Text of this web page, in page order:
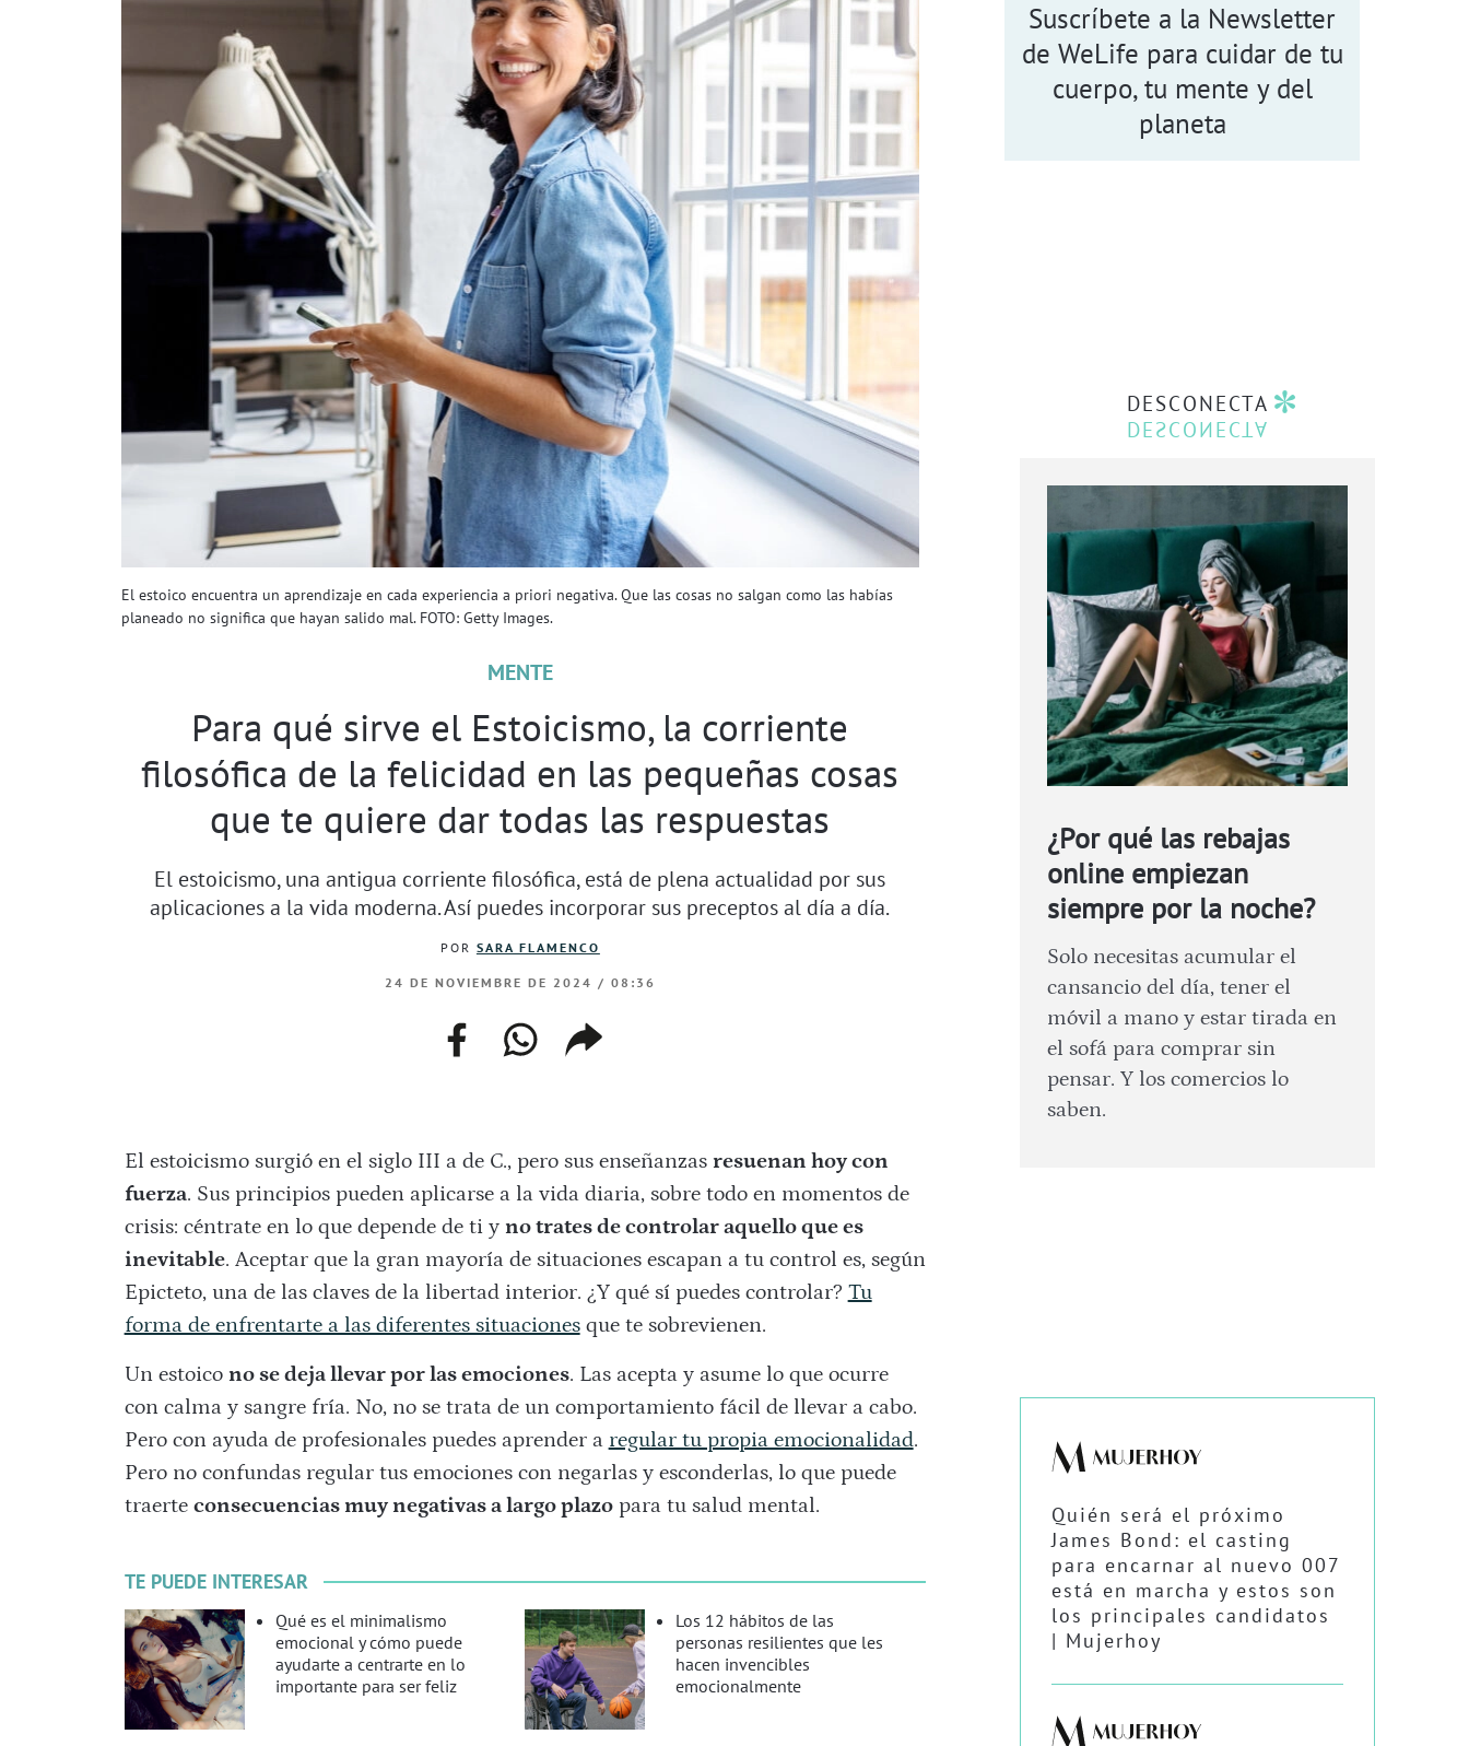
El estoico encuentra un aprendizaje en cada experiencia a priori negativa. Que las cosas no salgan como las habías
planeado no significa que hayan salido mal. FOTO: Getty Images.
MENTE
Para qué sirve el Estoicismo, la corriente
filosófica de la felicidad en las pequeñas cosas
que te quiere dar todas las respuestas
El estoicismo, una antigua corriente filosófica, está de plena actualidad por sus
aplicaciones a la vida moderna. Así puedes incorporar sus preceptos al día a día.
POR SARA FLAMENCO
24 DE NOVIEMBRE DE 2024 / 08:36
facebookwhatsapp
web
copiar
enlace
El estoicismo surgió en el siglo III a de C., pero sus enseñanzas resuenan hoy con
fuerza. Sus principios pueden aplicarse a la vida diaria, sobre todo en momentos de
crisis: céntrate en lo que depende de ti y no trates de controlar aquello que es
inevitable. Aceptar que la gran mayoría de situaciones escapan a tu control es, según
Epicteto, una de las claves de la libertad interior. ¿Y qué sí puedes controlar? Tu
forma de enfrentarte a las diferentes situacionesque te sobrevienen.
Un estoico no se deja llevar por las emociones. Las acepta y asume lo que ocurre
con calma y sangre fría. No, no se trata de un comportamiento fácil de llevar a cabo.
Pero con ayuda de profesionales puedes aprender a regular tu propia emocionalidad.
Pero no confundas regular tus emociones con negarlas y esconderlas, lo que puede
traerte consecuencias muy negativas a largo plazopara tu salud mental.
TE PUEDE INTERESAR
Qué es el minimalismo
emocional y cómo puede
ayudarte a centrarte en lo
importante para ser feliz
Los 12 hábitos de las
personas resilientes que les
hacen invencibles
emocionalmente
Suscríbete a la Newsletter
de WeLife para cuidar de tu
cuerpo, tu mente y del
planeta
DESCONECTA
¿Por qué las rebajas
online empiezan
siempre por la noche?
Solo necesitas acumular el
cansancio del día, tener el
móvil a mano y estar tirada en
el sofá para comprar sin
pensar. Y los comercios lo
saben.
Quién será el próximo
James Bond: el casting
para encarnar al nuevo 007
está en marcha y estos son
los principales candidatos
| Mujerhoy